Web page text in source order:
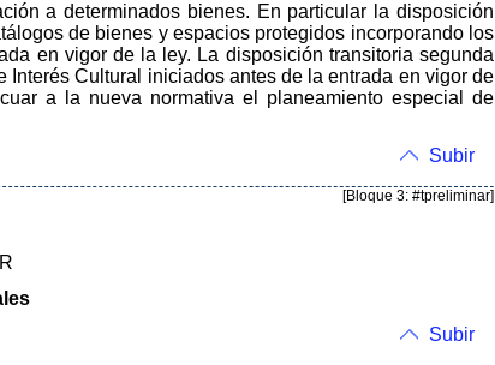
a determinados bienes. En particular la disposición
de bienes y espacios protegidos incorporando los
en vigor de la ley. La disposición transitoria segunda
Cultural iniciados antes de la entrada en vigor de
a la nueva normativa el planeamiento especial de
Subir
[Bloque 3: #tpreliminar]
Subir